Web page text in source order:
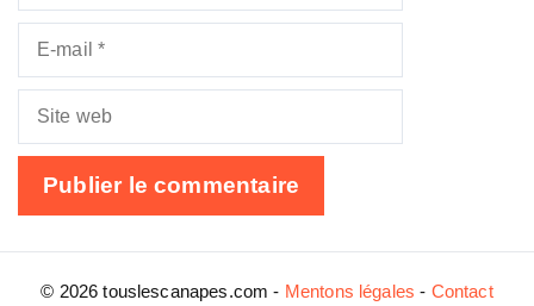
Site
© 2026 touslescanapes.com - Mentons légales - Contact